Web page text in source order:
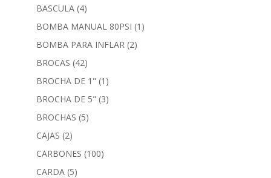
BASCULA (4)
BOMBA MANUAL 80PSI (1)
BOMBA PARA INFLAR (2)
BROCAS (42)
BROCHA DE 1" (1)
BROCHA DE 5" (3)
BROCHAS (5)
CAJAS (2)
CARBONES (100)
CARDA (5)